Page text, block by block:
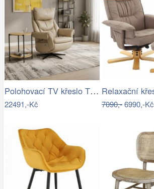
Polohovací TV křeslo TV-B3980 Autronic
22491,-Kč 7090,-6990,-Kč